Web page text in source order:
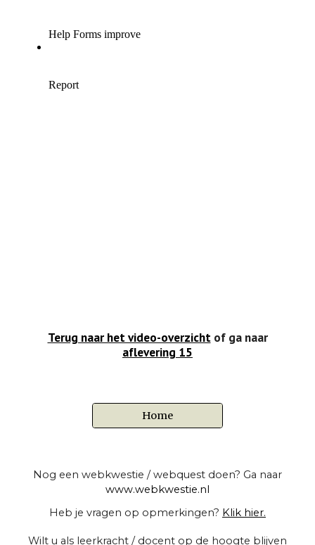
Terug naar het video-overzichtof ga naar
aflevering 15
Home
Nog een webkwestie / webquest doen? Ga naar
www.webkwestie.nl
Heb je vragen op opmerkingen? Klik hier.
Wilt u als leerkracht / docent op de hoogte blijven